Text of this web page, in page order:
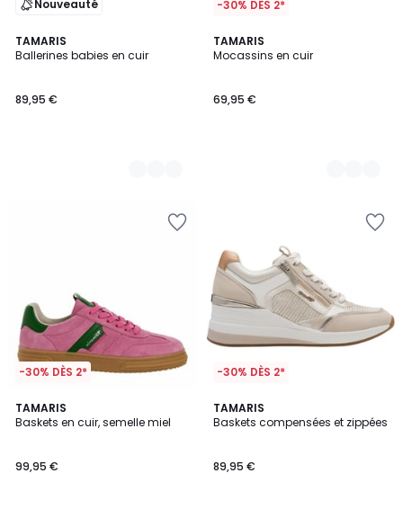
Nouveauté
TAMARIS
Ballerines babies en cuir
89,95 €
2
Couleurs
-30% DÈS 2*
TAMARIS
Mocassins en cuir
69,95 €
2
Couleurs
-30% DÈS 2*
TAMARIS
Baskets en cuir, semelle miel
99,95 €
3
/
-30% DÈS 2*
TAMARIS
Baskets compensées et zippées
89,95 €
2
Couleurs